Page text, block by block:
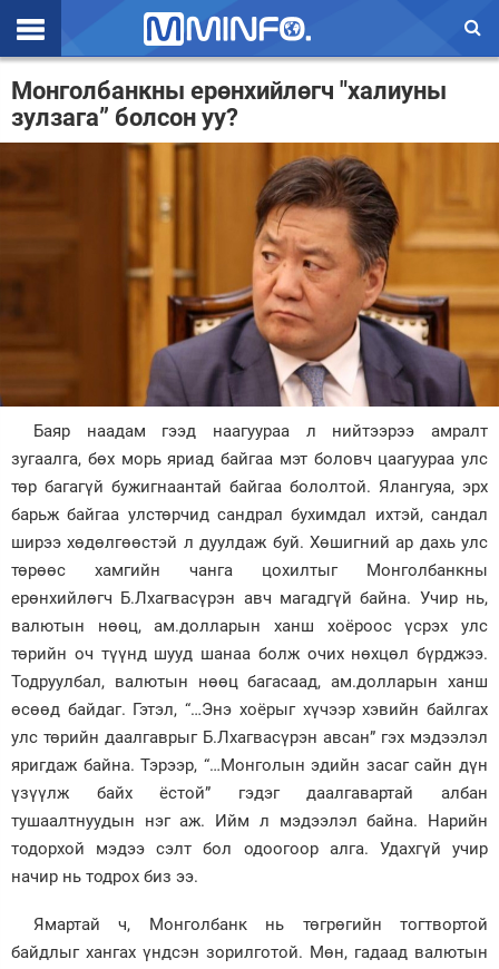
Эхлэл
Цаг агаар
Валют ханш
Спорт
Нийгэм
Дэлхий
Энтертайнмэнт
Монголбанкны ерөнхийлөгч "халиуны
зулзага” болсон уу?
Баяр наадам гээд наагуураа л нийтээрээ амралт
зугаалга, бөх морь яриад байгаа мэт боловч цаагуураа улс
төр багагүй бужигнаантай байгаа бололтой. Ялангуяа, эрх
барьж байгаа улстөрчид сандрал бухимдал ихтэй, сандал
ширээ хөдөлгөөстэй л дуулдаж буй. Хөшигний ар дахь улс
төрөөс хамгийн чанга цохилтыг Монголбанкны
ерөнхийлөгч Б.Лхагвасүрэн авч магадгүй байна. Учир нь,
валютын нөөц, ам.долларын ханш хоёроос үсрэх улс
төрийн оч түүнд шууд шанаа болж очих нөхцөл бүрджээ.
Тодруулбал, валютын нөөц багасаад, ам.долларын ханш
өсөөд байдаг. Гэтэл, “…Энэ хоёрыг хүчээр хэвийн байлгах
улс төрийн даалгаврыг Б.Лхагвасүрэн авсан” гэх мэдээлэл
яригдаж байна. Тэрээр, “…Монголын эдийн засаг сайн дүн
үзүүлж байх ёстой” гэдэг даалгавартай албан
тушаалтнуудын нэг аж. Ийм л мэдээлэл байна. Нарийн
тодорхой мэдээ сэлт бол одоогоор алга. Удахгүй учир
начир нь тодрох биз ээ.
Ямартай ч, Монголбанк нь төгрөгийн тогтвортой
байдлыг хангах үндсэн зорилготой. Мөн, гадаад валютын